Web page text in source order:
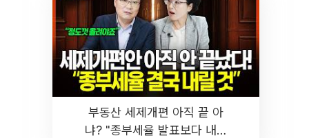
부동산 세제개편 아직 끝 아
냐? "종부세율 발표보다 내릴